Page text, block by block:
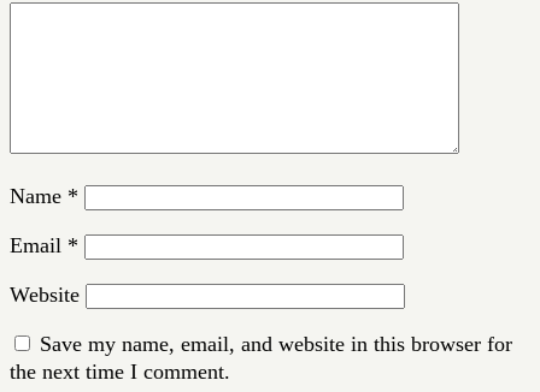
Name *
Email *
Website
Save my name, email, and website in this browser for
the next time I comment.